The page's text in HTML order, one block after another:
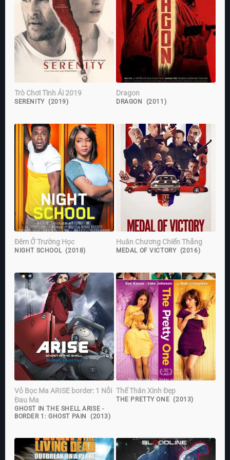
Trò Chơi Tình Ái 2019
SERENITY (2019)
Dragon
DRAGON (2011)
Đêm Ở Trường Học
NIGHT SCHOOL (2018)
Huân Chương Chiến Thắng
MEDAL OF VICTORY (2016)
Vỏ Bọc Ma ARISE border: 1 Nỗi
Đau Ma
GHOST IN THE SHELL ARISE -
BORDER 1: GHOST PAIN (2013)
Thế Thân Xinh Đẹp
THE PRETTY ONE (2013)